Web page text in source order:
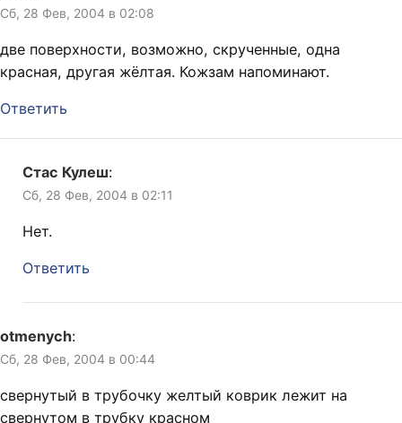
Сб, 28 Фев, 2004 в 02:08
две поверхности, возможно, скрученные, одна
красная, другая жёлтая. Кожзам напоминают.
Ответить
Стас Кулеш:
Сб, 28 Фев, 2004 в 02:11
Нет.
Ответить
otmenych:
Сб, 28 Фев, 2004 в 00:44
свернутый в трубочку желтый коврик лежит на
свернутом в трубку красном